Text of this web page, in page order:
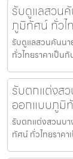
รับดูแลสวน
ภูมิทัศน์ ทั่วไ
รับดูแลสวนคันน
ทั่วไทยราคาเป็น
รับตกแต่งส
ออกแบบภูมิ
รับตกแต่งสวนบ
ทัศน์ ทั่วไทยราค